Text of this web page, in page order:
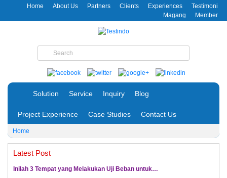
Home About Us Partners Clients Experiences
Testimoni
Magang
Member
Solution Service Inquiry Blog
Project Experience Case Studies Contact Us
Home
Latest Post
Inilah 3 Tempat yang Melakukan Uji Beban untuk…